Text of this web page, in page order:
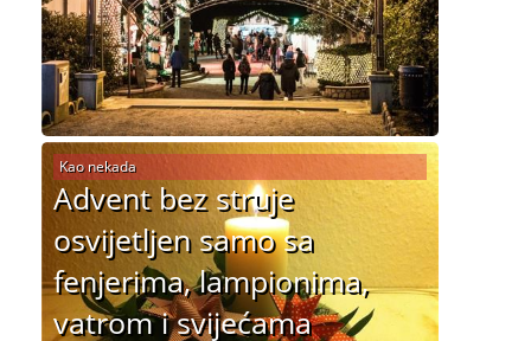
Advent bez struje
osvijetljen samo sa
fenjerima, lampionima,
vatrom i svijećama
Kao nekada